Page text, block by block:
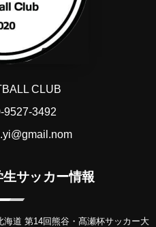
CLUB
9527-3492
サッカー情報
海道 第14回熊谷・髙瀬杯サッカー大